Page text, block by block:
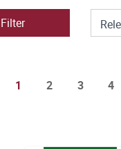
Filter
1 2 3 4